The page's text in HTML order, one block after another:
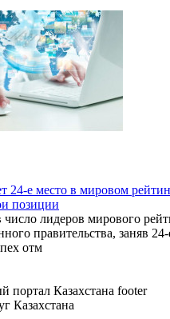
24-е место в мировом
позиции
число лидеров мирового
правительства, заняв
отм
Казахстана